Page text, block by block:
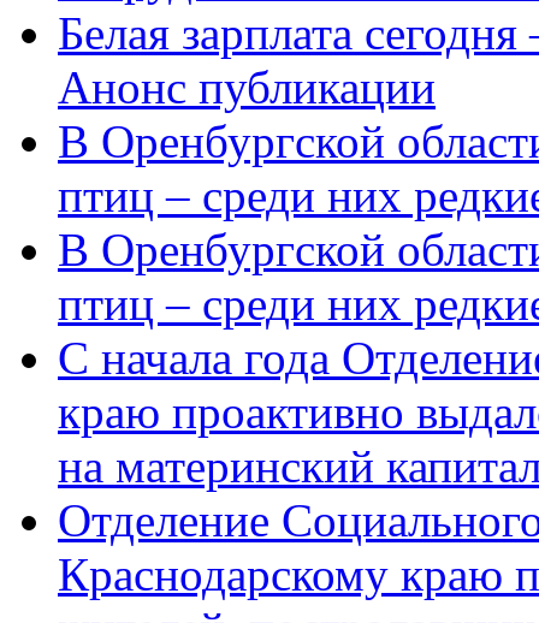
Белая зарплата
Анонс публикации
В Оренбургской
птиц – среди них
В Оренбургской
птиц – среди них
С начала года
краю проактивно
на материнский
Отделение
Краснодарскому краю